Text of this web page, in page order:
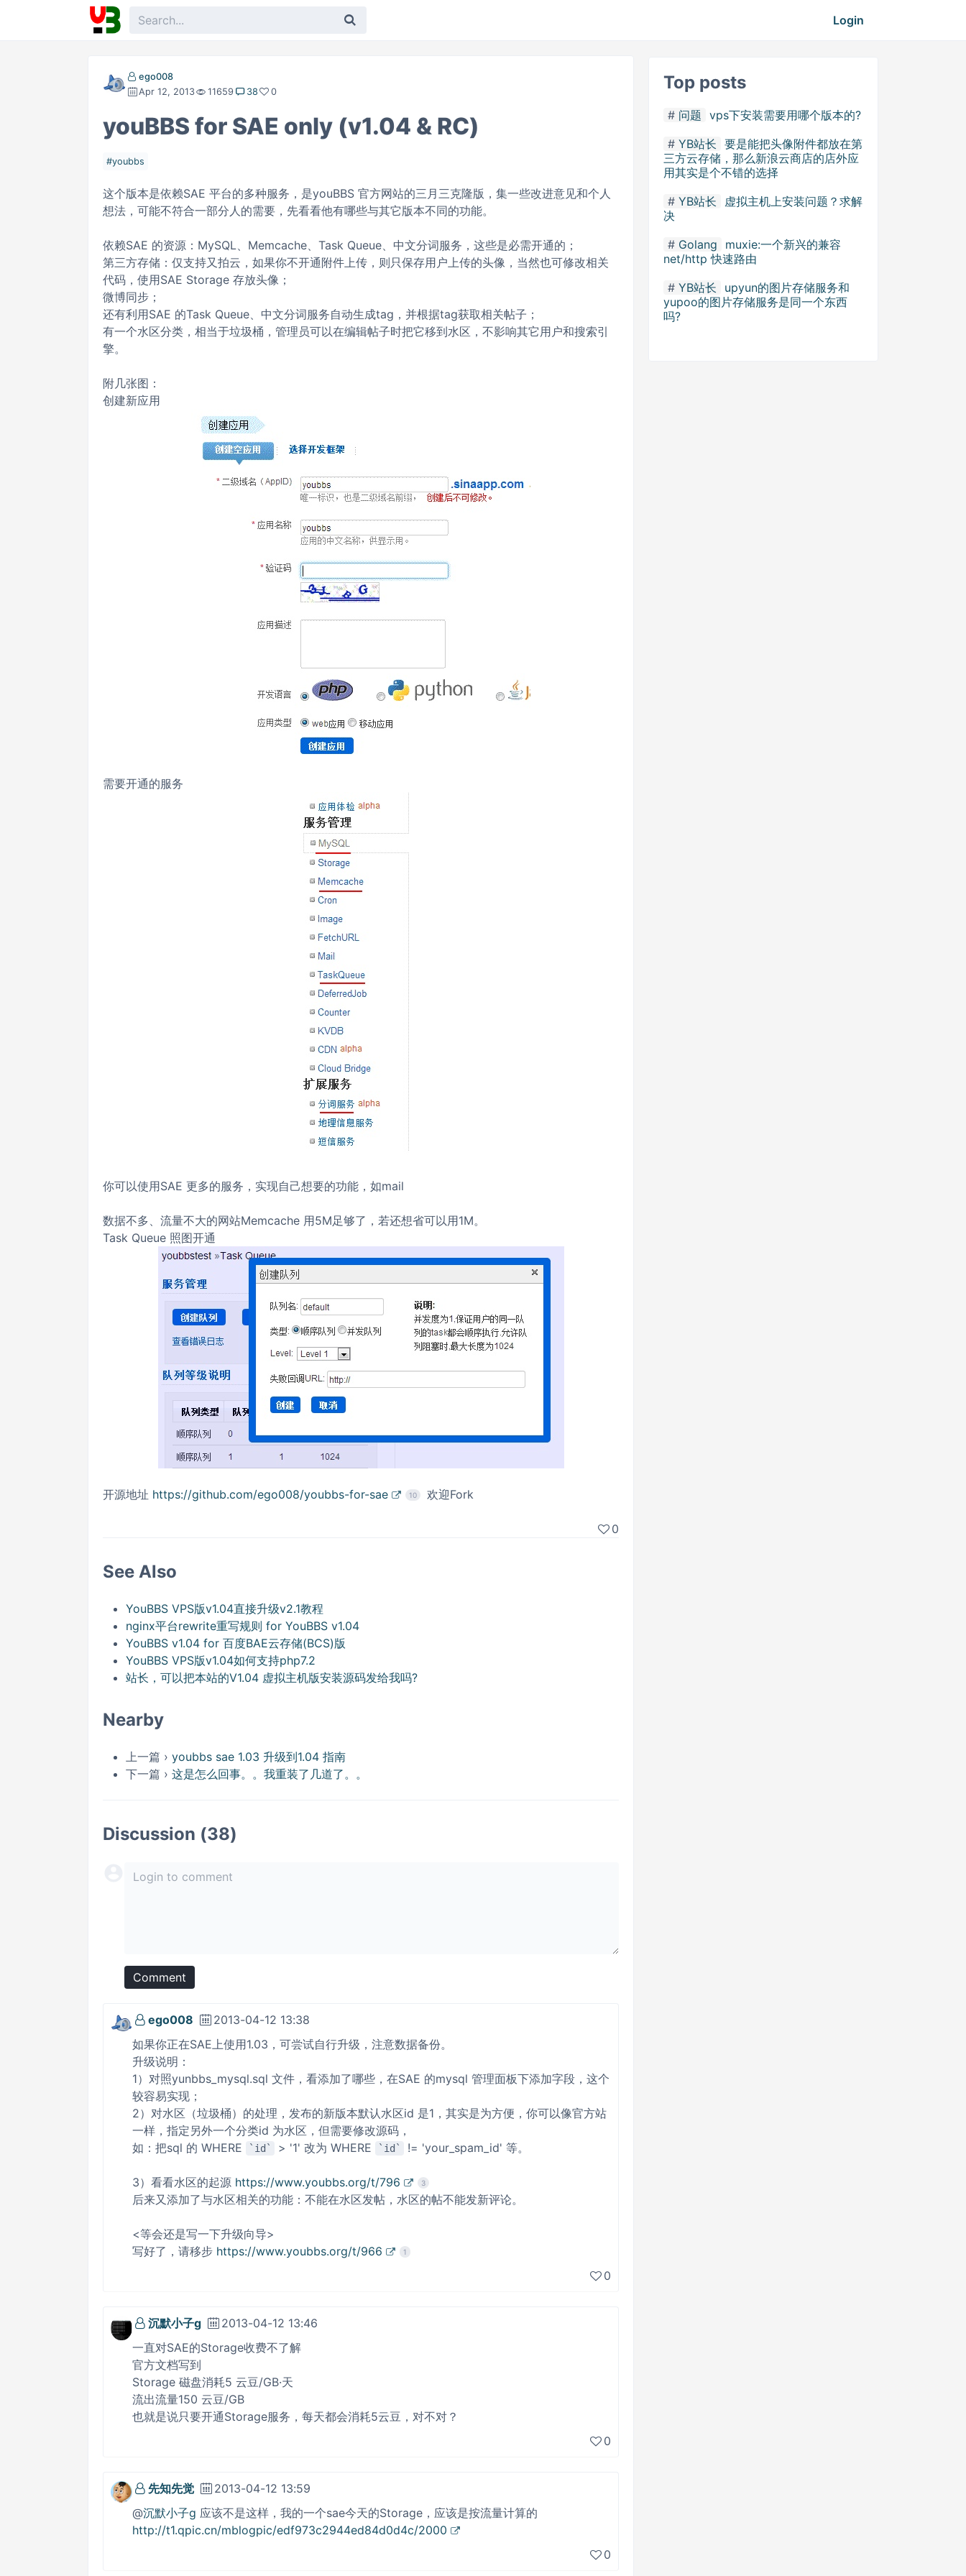
Login
ego008
Apr 12, 2013
11659 38 0
youBBS for SAE only (v1.04 & RC)
youbbs
这个版本是依赖SAE 平台的多种服务，是youBBS 官方网站的三月三克隆版，集一些改进意见和个人
想法，可能不符合一部分人的需要，先看看他有哪些与其它版本不同的功能。
依赖SAE 的资源：MySQL、Memcache、Task Queue、中文分词服务，这些是必需开通的；
第三方存储：仅支持又拍云，如果你不开通附件上传，则只保存用户上传的头像，当然也可修改相关
代码，使用SAE Storage 存放头像；
微博同步；
还有利用SAE 的Task Queue、中文分词服务自动生成tag，并根据tag获取相关帖子；
有一个水区分类，相当于垃圾桶，管理员可以在编辑帖子时把它移到水区，不影响其它用户和搜索引
擎。
附几张图：
创建新应用
需要开通的服务
你可以使用SAE 更多的服务，实现自己想要的功能，如mail
数据不多、流量不大的网站Memcache 用5M足够了，若还想省可以用1M。
Task Queue 照图开通
开源地址 https://github.com/ego008/youbbs-for-sae 10 欢迎Fork
0
See Also
YouBBS VPS版v1.04直接升级v2.1教程
nginx平台rewrite重写规则 for YouBBS v1.04
YouBBS v1.04 for 百度BAE云存储(BCS)版
YouBBS VPS版v1.04如何支持php7.2
站长，可以把本站的V1.04 虚拟主机版安装源码发给我吗?
Nearby
上一篇 › youbbs sae 1.03 升级到1.04 指南
下一篇 › 这是怎么回事。。我重装了几道了。。
Discussion (38)
Comment
ego008
2013-04-12 13:38
如果你正在SAE上使用1.03，可尝试自行升级，注意数据备份。
升级说明：
1）对照yunbbs_mysql.sql 文件，看添加了哪些，在SAE 的mysql 管理面板下添加字段，这个
较容易实现；
2）对水区（垃圾桶）的处理，发布的新版本默认水区id 是1，其实是为方便，你可以像官方站
一样，指定另外一个分类id 为水区，但需要修改源码，
如：把sql 的 WHERE
id > '1' 改为 WHERE id != 'your_spam_id' 等。
3）看看水区的起源 https://www.youbbs.org/t/796 3
后来又添加了与水区相关的功能：不能在水区发帖，水区的帖不能发新评论。
<等会还是写一下升级向导>
写好了，请移步 https://www.youbbs.org/t/966 1
0
沉默小子g
2013-04-12 13:46
一直对SAE的Storage收费不了解
官方文档写到
Storage 磁盘消耗5 云豆/GB·天
流出流量150 云豆/GB
也就是说只要开通Storage服务，每天都会消耗5云豆，对不对？
0
先知先觉
2013-04-12 13:59
@沉默小子g 应该不是这样，我的一个sae今天的Storage，应该是按流量计算的
http://t1.qpic.cn/mblogpic/edf973c2944ed84d0d4c/2000
0
Top posts
问题 vps下安装需要用哪个版本的?
YB站长 要是能把头像附件都放在第
三方云存储，那么新浪云商店的店外应
用其实是个不错的选择
YB站长
虚拟主机上安装问题？求解
决
Golang
muxie:一个新兴的兼容
net/http 快速路由
YB站长
upyun的图片存储服务和
yupoo的图片存储服务是同一个东西
吗?